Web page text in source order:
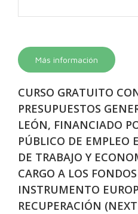
Más información
CURSO GRATUITO
PRESUPUESTOS
LEÓN, FINANCIADO
PÚBLICO DE EMPLEO
DE TRABAJO Y
CARGO A LOS
INSTRUMENTO
RECUPERACIÓN